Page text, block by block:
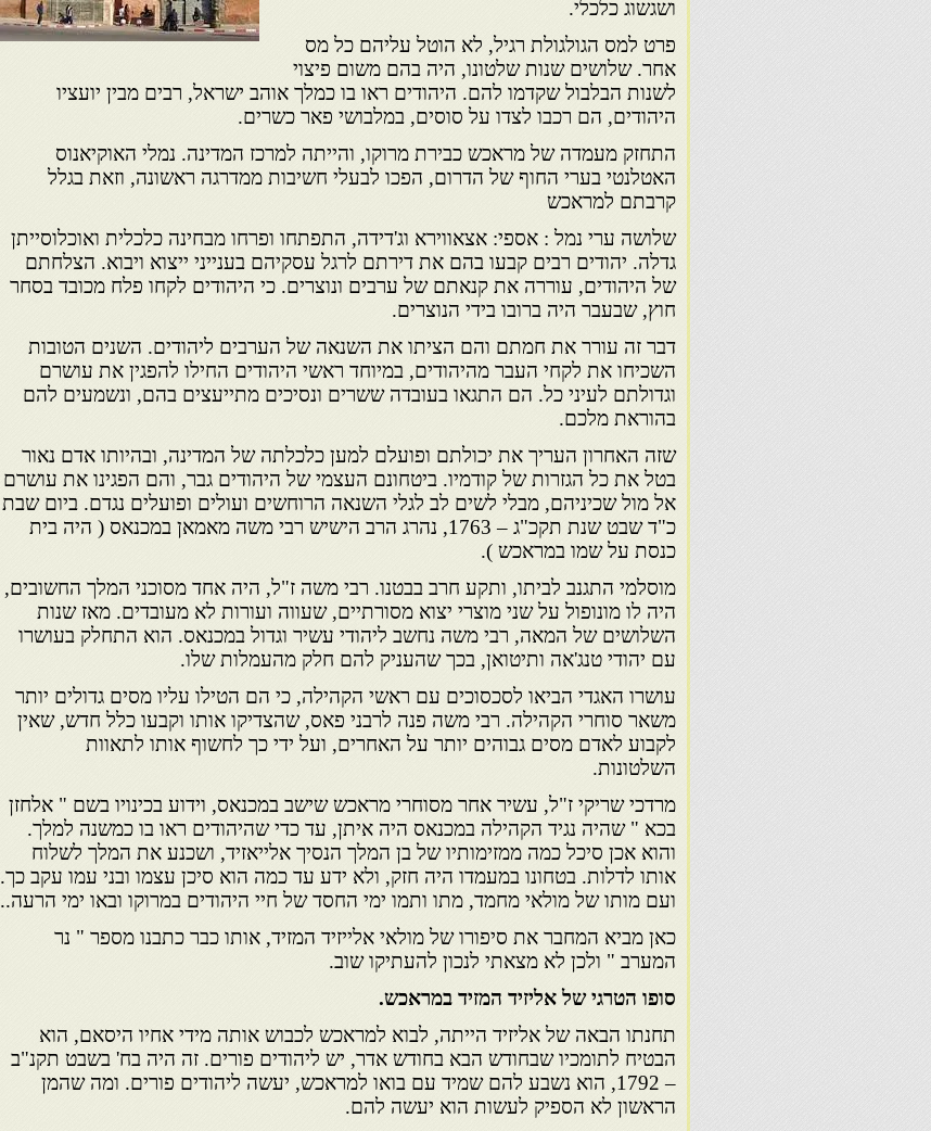
ושגשוג כלכלי.
פרט למס הגולגולת רגיל, לא הוטל עליהם כל מס
אחר. שלושים שנות שלטונו, היה בהם משום פיצוי
לשנות הבלבול שקדמו להם. היהודים ראו בו כמלך אוהב ישראל, רבים מבין יועציו
היהודים, הם רכבו לצדו על סוסים, במלבושי פאר כשרים.
התחזק מעמדה של מראכש כבירת מרוקו, והייתה למרכז המדינה. נמלי האוקיאנוס
האטלנטי בערי החוף של הדרום, הפכו לבעלי חשיבות ממדרגה ראשונה, וזאת בגלל
קרבתם למראכש
שלושה ערי נמל : אספי: אצאווירא וג'דידה, התפתחו ופרחו מבחינה כלכלית ואוכלוסייתן
גדלה. יהודים רבים קבעו בהם את דירתם לרגל עסקיהם בענייני ייצוא ויבוא. הצלחתם
של היהודים, עוררה את קנאתם של ערבים ונוצרים. כי היהודים לקחו פלח מכובד בסחר
חוץ, שבעבר היה ברובו בידי הנוצרים.
דבר זה עורר את חמתם והם הציתו את השנאה של הערבים ליהודים. השנים הטובות
השכיחו את לקחי העבר מהיהודים, במיוחד ראשי היהודים החילו להפגין את עושרם
וגדולתם לעיני כל. הם התגאו בעובדה ששרים ונסיכים מתייעצים בהם, ונשמעים להם
בהוראת מלכם.
שזה האחרון העריך את יכולתם ופועלם למען כלכלתה של המדינה, ובהיותו אדם נאור
בטל את כל הגזרות של קודמיו. ביטחונם העצמי של היהודים גבר, והם הפגינו את עושרם
אל מול שכיניהם, מבלי לשים לב לגלי השנאה הרוחשים ועולים ופועלים נגדם. ביום שבת
כ"ד שבט שנת תקכ"ג – 1763, נהרג הרב הישיש רבי משה מאמאן במכנאס ( היה בית
כנסת על שמו במראכש ).
מוסלמי התגנב לביתו, ותקע חרב בבטנו. רבי משה ז"ל, היה אחד מסוכני המלך החשובים,
היה לו מונופול על שני מוצרי יצוא מסורתיים, שעווה ועורות לא מעובדים. מאז שנות
השלושים של המאה, רבי משה נחשב ליהודי עשיר וגדול במכנאס. הוא התחלק בעושרו
עם יהודי טנג'אה ותיטואן, בכך שהעניק להם חלק מהעמלות שלו.
עושרו האגדי הביאו לסכסוכים עם ראשי הקהילה, כי הם הטילו עליו מסים גדולים יותר
משאר סוחרי הקהילה. רבי משה פנה לרבני פאס, שהצדיקו אותו וקבעו כלל חדש, שאין
לקבוע לאדם מסים גבוהים יותר על האחרים, ועל ידי כך לחשוף אותו לתאוות
השלטונות.
מרדכי שריקי ז"ל, עשיר אחר מסוחרי מראכש שישב במכנאס, וידוע בכינויו בשם " אלחזן
בכא " שהיה נגיד הקהילה במכנאס היה איתן, עד כדי שהיהודים ראו בו כמשנה למלך.
והוא אכן סיכל כמה ממזימותיו של בן המלך הנסיך אלייאזיד, ושכנע את המלך לשלוח
אותו לדלות. בטחונו במעמדו היה חזק, ולא ידע עד כמה הוא סיכן עצמו ובני עמו עקב כך.
ועם מותו של מולאי מחמד, מתו ותמו ימי החסד של חיי היהודים במרוקו ובאו ימי הרעה..
כאן מביא המחבר את סיפורו של מולאי אלייזיד המזיד, אותו כבר כתבנו מספר " נר
המערב " ולכן לא מצאתי לנכון להעתיקו שוב.
סופו הטרגי של אליזיד המזיד במראכש.
תחנתו הבאה של אליזיד הייתה, לבוא למראכש לכבוש אותה מידי אחיו היסאם, הוא
הבטיח לתומכיו שבחודש הבא בחודש אדר, יש ליהודים פורים. זה היה בח' בשבט תקנ"ב
– 1792, הוא נשבע להם שמיד עם בואו למראכש, יעשה ליהודים פורים. ומה שהמן
הראשון לא הספיק לעשות הוא יעשה להם.